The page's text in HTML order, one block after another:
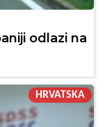
odlazi na
HRVATSKA